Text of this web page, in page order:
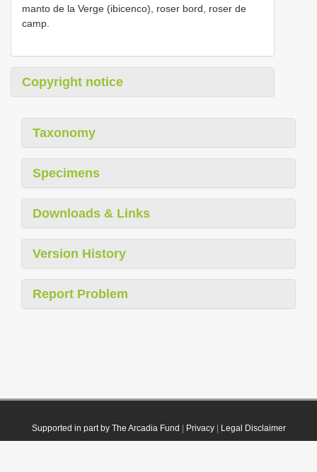
manto de la Verge (ibicenco), roser bord, roser de
camp.
Copyright notice
Taxonomy
Specimens
Downloads & Links
Version History
Report Problem
Supported in part by The Arcadia Fund Privacy| Legal Disclaimer